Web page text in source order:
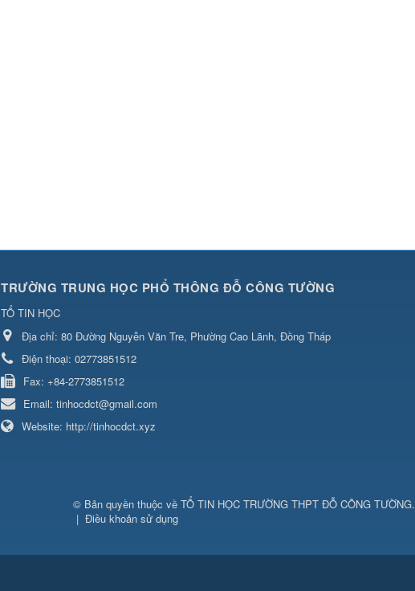
TRƯỜNG TRUNG HỌC PHỔ THÔNG ĐỖ CÔNG TƯỜNG
TỔ TIN HỌC
Địa chỉ: 80 Đường Nguyễn Văn Tre, Phường Cao Lãnh, Đồng Tháp
Điện thoại: 02773851512
Fax: +84-2773851512
Email: tinhocdct@gmail.com
Website: http://tinhocdct.xyz
© Bản quyền thuộc về TỔ TIN HỌC TRƯỜNG THPT ĐỖ CÔNG TƯỜNG.
| Điều khoản sử dụng